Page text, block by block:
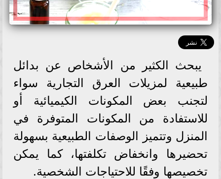
يبحث الكثير من الأشخاص عن بدائل
طبيعية لمزيلات العرق التجارية سواء
لتجنب بعض المكونات الكيميائية أو
للاستفادة من المكونات المتوفرة في
المنزل وتتميز الوصفات الطبيعية بسهولة
تحضيرها وانخفاض تكلفتها، كما يمكن
تخصيصها وفقًا للاحتياجات الشخصية.